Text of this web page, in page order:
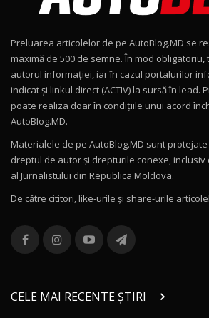
15:22
Mercedes-AMG E 53
Drive AutoBlog.MD
16:27
11
Noul Volvo ES90 / Test
12
Noul MG HS / Test Drive
16:48
13
combină aventura cu
36:08
chinez care face lumea să
/ AutoBlog.MD
17:27
Preluarea articolelor de pe AutoBlog.MD se
maximă de 500 de semne. În mod
autorul informației, iar în cazul portalurilor
indicat și linkul direct (ACTIV) la sursă în lead.
poate realiza doar în condițiile unui acord
AutoBlog.MD.
Materialele de pe AutoBlog.MD sunt
dreptul de autor și drepturile conexe, inclusiv
al Jurnalistului din Republica Moldova.
De către cititori, like-urile şi share-urile
CELE MAI RECENTE ȘTIRI